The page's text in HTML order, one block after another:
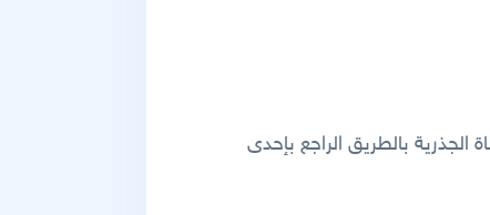
الجذرية بالطريق الراجع بإحدى